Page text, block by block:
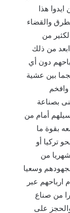
هذا
والقضاء
من
ابعد من ذلك
دون أي
بين عشية
بصناعة
أمام من
بقوة ما
انها سترحل نحو تركيا أو
شهريا من
وسعيا
عبر
من صناع
على